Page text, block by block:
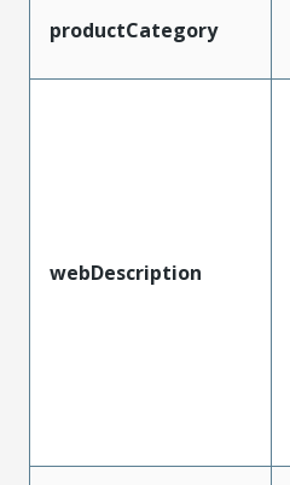
productCategory
webDescription